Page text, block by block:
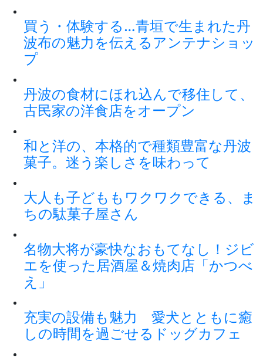
買う・体験する…青垣で生まれた丹
波布の魅力を伝えるアンテナショッ
プ
丹波の食材にほれ込んで移住して、
古民家の洋食店をオープン
和と洋の、本格的で種類豊富な丹波
菓子。迷う楽しさを味わって
大人も子どももワクワクできる、ま
ちの駄菓子屋さん
名物大将が豪快なおもてなし！ジビ
エを使った居酒屋＆焼肉店「かつべ
え」
充実の設備も魅力 愛犬とともに癒
しの時間を過ごせるドッグカフェ